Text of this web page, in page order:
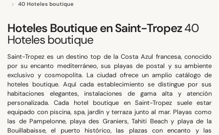
40 Hoteles boutique
Hoteles Boutique en Saint-Tropez40
Hoteles boutique
Saint-Tropez es un destino top de la Costa Azul francesa, conocido
por su encanto mediterráneo, sus playas de postal y su ambiente
exclusivo y cosmopolita. La ciudad ofrece un amplio catálogo de
hoteles boutique. Aquí cada establecimiento se distingue por sus
habitaciones elegantes, instalaciones de gama alta y atención
personalizada. Cada hotel boutique en Saint-Tropez suele estar
equipado con piscina, spa, jardín y terraza junto al mar. Playas como
las de Pampelonne, playa des Graniers, Tahiti Beach y playa de la
Bouillabaisse, el puerto histórico, las plazas con encanto y las
PUNTUACIÓN
BUSCAR